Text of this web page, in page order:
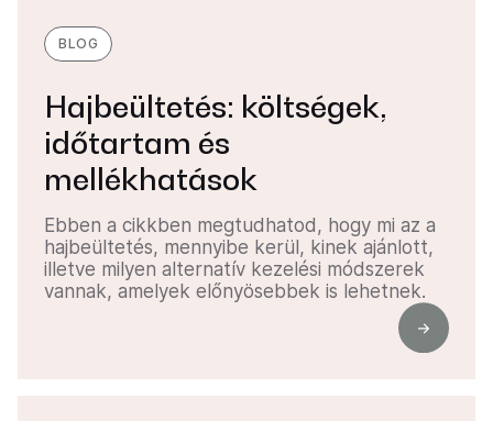
BLOG
Hajbeültetés: költségek,
időtartam és
mellékhatások
Ebben a cikkben megtudhatod, hogy mi az a
hajbeültetés, mennyibe kerül, kinek ajánlott,
illetve milyen alternatív kezelési módszerek
vannak, amelyek előnyösebbek is lehetnek.